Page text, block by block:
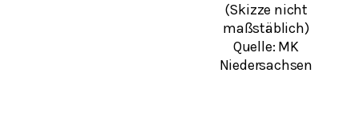
(Skizze nicht
maßstäblich)
Quelle: MK
Niedersachsen